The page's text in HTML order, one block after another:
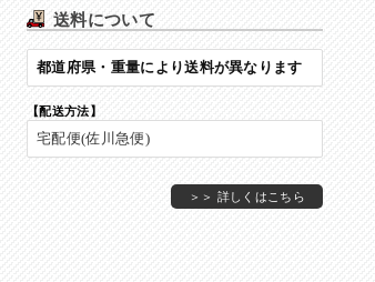
送料について
都道府県・重量により送料が異なります
【配送方法】
宅配便(佐川急便)
＞＞ 詳しくはこちら